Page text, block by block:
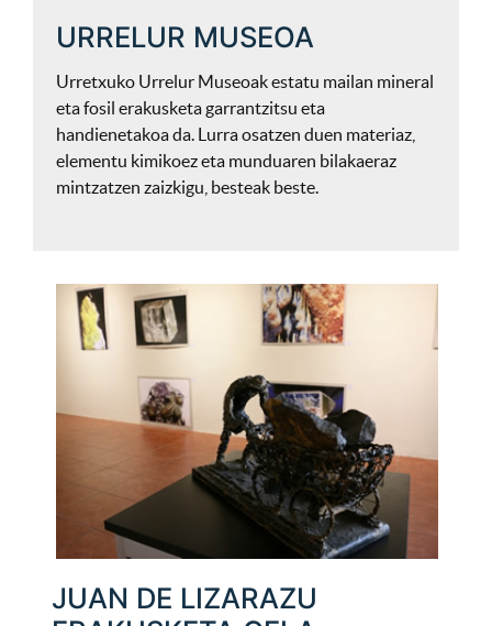
URRELUR MUSEOA
Urretxuko Urrelur Museoak estatu mailan mineral
eta fosil erakusketa garrantzitsu eta
handienetakoa da. Lurra osatzen duen materiaz,
elementu kimikoez eta munduaren bilakaeraz
mintzatzen zaizkigu, besteak beste.
JUAN DE LIZARAZU